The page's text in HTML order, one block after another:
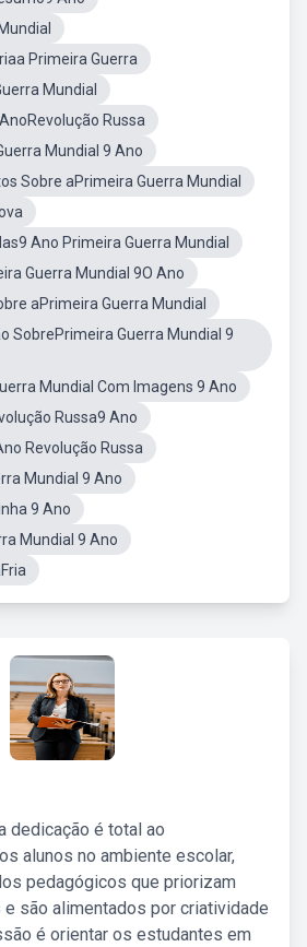
Primeira Guerra
Mundial
Russa
Mundial 9 Ano
Sobre aPrimeira Guerra Mundial
Ano Primeira Guerra Mundial
Guerra Mundial 9O Ano
aPrimeira Guerra Mundial
SobrePrimeira Guerra Mundial 9
Mundial Com Imagens 9 Ano
Russa9 Ano
Revolução Russa
Mundial 9 Ano
9 Ano
Mundial 9 Ano
dedicação é total ao
alunos no ambiente escolar,
pedagógicos que priorizam
são alimentados por criatividade
é orientar os estudantes em